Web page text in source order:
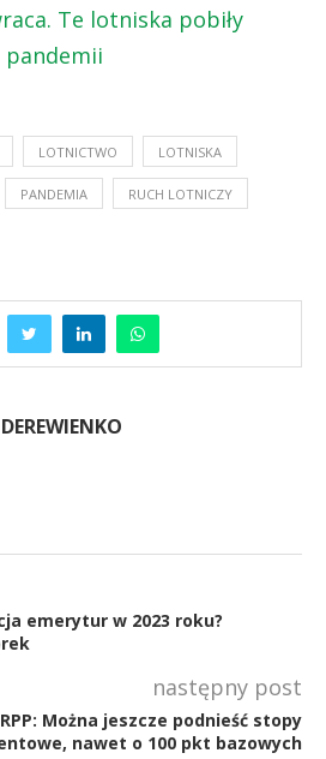
Te lotniska pobiły
LOTNICTWO LOTNISKA
PANDEMIA RUCH LOTNICZY
emerytur w 2023 roku?
następny post
Można jeszcze podnieść stopy
nawet o 100 pkt bazowych